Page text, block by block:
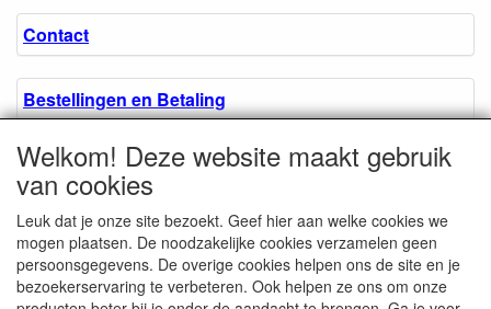
Contact
Bestellingen en Betaling
Algemene voorwaarden
Over ons.
Privacyverklaring
Welkom! Deze website maakt gebruik
van cookies
Leuk dat je onze site bezoekt. Geef hier aan welke cookies we
mogen plaatsen. De noodzakelijke cookies verzamelen geen
persoonsgegevens. De overige cookies helpen ons de site en je
bezoekerservaring te verbeteren. Ook helpen ze ons om onze